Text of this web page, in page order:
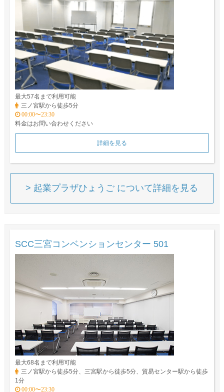
最大57名まで利用可能
三ノ宮駅から徒歩5分
00:00〜23:30
料金はお問い合わせください
詳細を見る
> 起業プラザひょうご について詳細を見る
SCC三宮コンベンションセンター 501
最大68名まで利用可能
三ノ宮駅から徒歩5分、三宮駅から徒歩5分、貿易センター駅から徒歩
1分
00:00〜23:30